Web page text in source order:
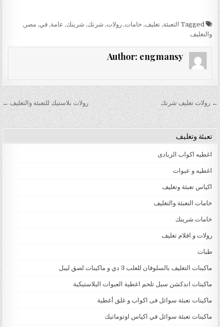
Tagged التعبئة,تغليف, خامات,رولات, شرنك, شرينك, عامة,في, مصر ,
والتغليف
Author: engmansy
تصفّح المقالات رولات بلاستيك للتعبئة والتغليف → ← رولات تغليف شرنك
تعبئة وتغليف
اغطيه اكواب الزبادى
اغطيه و عبوات
اكياس تعبئة وتغليف
خامات التعبئة والتغليف
خامات شرينك
رولات و افلام تغليف
طبات
ماكينات التغليف بالسلوفان للعلب 3 دي و ماكينات لصق ليبل
ماكينات اندكشن سيل تلحم اغطية العبوات البلاستيكية
ماكينات تعبئة سوائل فى اكواب و غلق أغطية
ماكينات تعبئة سوائل في اكياس اوتوماتيك